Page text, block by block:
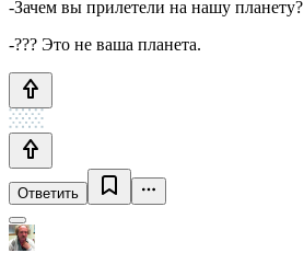
-Зачем вы прилетели на нашу планету?
-??? Это не ваша планета.
Ответить